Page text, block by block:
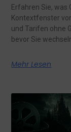
Erfahren Sie, was
Kontextfenster
und Tarifen ohne
bevor Sie
Mehr Lesen